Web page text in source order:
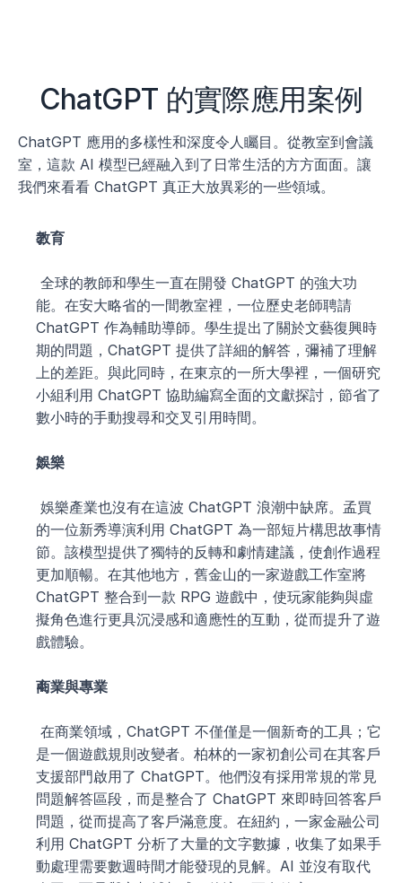
ChatGPT 的實際應用案例
ChatGPT 應用的多樣性和深度令人矚目。從教室到會議
室，這款 AI 模型已經融入到了日常生活的方方面面。讓
我們來看看 ChatGPT 真正大放異彩的一些領域。
教育
能。在安大略省的一間教室裡，一位歷史老師聘請
ChatGPT 作為輔助導師。學生提出了關於文藝復興時
期的問題，ChatGPT 提供了詳細的解答，彌補了理解
上的差距。與此同時，在東京的一所大學裡，一個研究
小組利用 ChatGPT 協助編寫全面的文獻探討，節省了
數小時的手動搜尋和交叉引用時間。
娛樂
的一位新秀導演利用 ChatGPT 為一部短片構思故事情
節。該模型提供了獨特的反轉和劇情建議，使創作過程
更加順暢。在其他地方，舊金山的一家遊戲工作室將
ChatGPT 整合到一款 RPG 遊戲中，使玩家能夠與虛
擬角色進行更具沉浸感和適應性的互動，從而提升了遊
戲體驗。
商業與專業
是一個遊戲規則改變者。柏林的一家初創公司在其客戶
支援部門啟用了 ChatGPT。他們沒有採用常規的常見
問題解答區段，而是整合了 ChatGPT 來即時回答客戶
問題，從而提高了客戶滿意度。在紐約，一家金融公司
利用 ChatGPT 分析了大量的文字數據，收集了如果手
動處理需要數週時間才能發現的見解。AI 並沒有取代